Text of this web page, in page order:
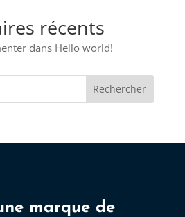
récents
dans Hello world!
Rechercher
marque de